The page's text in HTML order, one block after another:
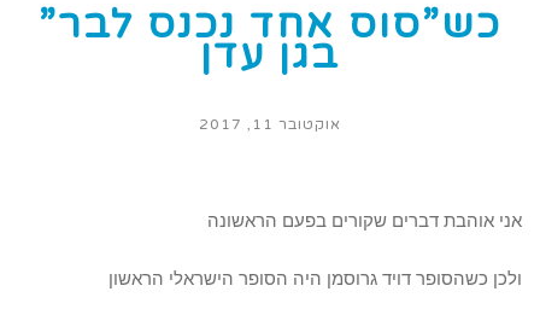
כש”סוס אחד נכנס לבר”
בגן עדן
אוקטובר 11, 2017
אני אוהבת דברים שקורים בפעם הראשונה
ולכן כשהסופר דויד גרוסמן היה הסופר הישראלי הראשון